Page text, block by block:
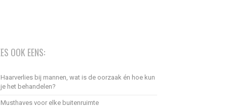
OOK EENS:
Haarverlies bij mannen, wat is de oorzaak én hoe kun
je het behandelen?
Musthaves voor elke buitenruimte